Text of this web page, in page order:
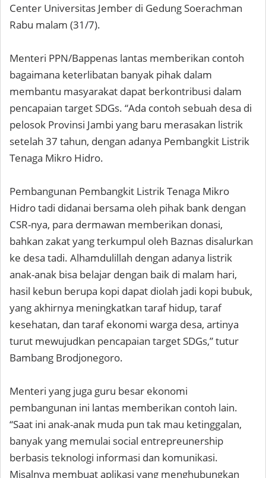
Center Universitas Jember di Gedung Soerachman
Rabu malam (31/7).
Menteri PPN/Bappenas lantas memberikan contoh
bagaimana keterlibatan banyak pihak dalam
membantu masyarakat dapat berkontribusi dalam
pencapaian target SDGs. “Ada contoh sebuah desa di
pelosok Provinsi Jambi yang baru merasakan listrik
setelah 37 tahun, dengan adanya Pembangkit Listrik
Tenaga Mikro Hidro.
Pembangunan Pembangkit Listrik Tenaga Mikro
Hidro tadi didanai bersama oleh pihak bank dengan
CSR-nya, para dermawan memberikan donasi,
bahkan zakat yang terkumpul oleh Baznas disalurkan
ke desa tadi. Alhamdulillah dengan adanya listrik
anak-anak bisa belajar dengan baik di malam hari,
hasil kebun berupa kopi dapat diolah jadi kopi bubuk,
yang akhirnya meningkatkan taraf hidup, taraf
kesehatan, dan taraf ekonomi warga desa, artinya
turut mewujudkan pencapaian target SDGs,” tutur
Bambang Brodjonegoro.
Menteri yang juga guru besar ekonomi
pembangunan ini lantas memberikan contoh lain.
“Saat ini anak-anak muda pun tak mau ketinggalan,
banyak yang memulai social entrepreunership
berbasis teknologi informasi dan komunikasi.
Misalnya membuat aplikasi yang menghubungkan